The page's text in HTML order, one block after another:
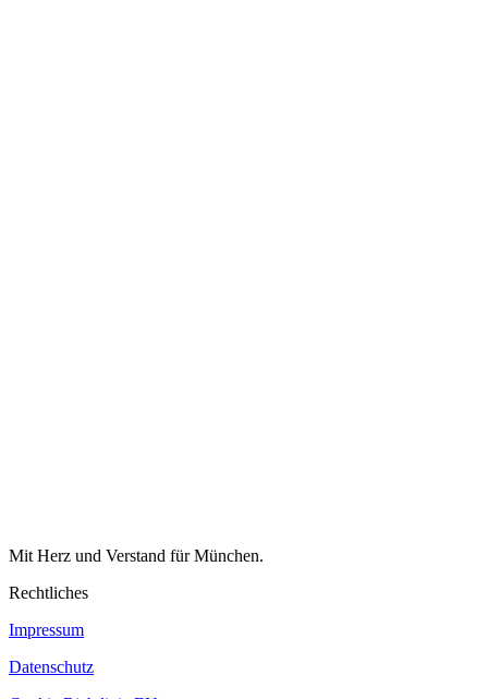
Mit Herz und Verstand für München.
Rechtliches
Impressum
Datenschutz